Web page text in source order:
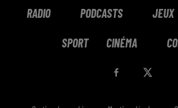
RADIO PODCASTS JEUX
SPORT CINÉMA